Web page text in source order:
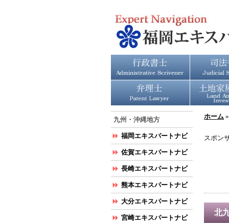
ホーム
スポン
北
九州・沖縄地方
福岡エキスパートナビ
佐賀エキスパートナビ
長崎エキスパートナビ
熊本エキスパートナビ
大分エキスパートナビ
宮崎エキスパートナビ